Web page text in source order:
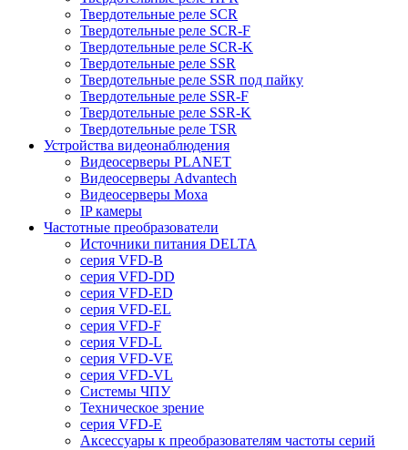
Твердотельные реле SCR
Твердотельные реле SCR-F
Твердотельные реле SCR-K
Твердотельные реле SSR
Твердотельные реле SSR под пайку
Твердотельные реле SSR-F
Твердотельные реле SSR-K
Твердотельные реле TSR
Устройства видеонаблюдения
Видеосерверы PLANET
Видеосерверы Advantech
Видеосерверы Moxa
IP камеры
Частотные преобразователи
Источники питания DELTA
серия VFD-B
серия VFD-DD
серия VFD-ED
серия VFD-EL
серия VFD-F
серия VFD-L
серия VFD-VE
серия VFD-VL
Системы ЧПУ
Техническое зрение
серия VFD-E
Аксессуары к преобразователям частоты серий